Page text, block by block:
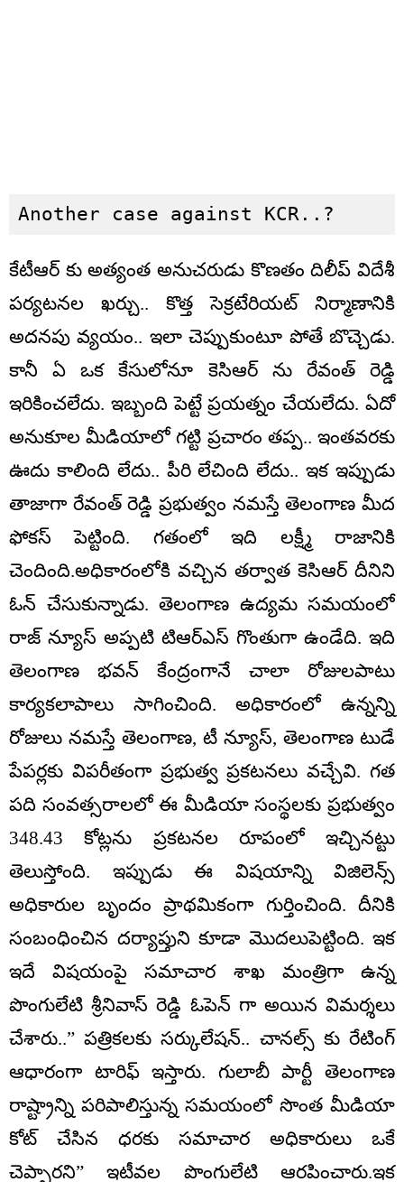
Another case against KCR..?
కేటీఆర్ కు అత్యంత అనుచరుడు కొణతం దిలీప్ విదేశీ
పర్యటనల ఖర్చు.. కొత్త సెక్రటేరియట్ నిర్మాణానికి
అదనపు వ్యయం.. ఇలా చెప్పుకుంటూ పోతే బొచ్చెడు.
కానీ ఏ ఒక కేసులోనూ కెసిఆర్ ను రేవంత్ రెడ్డి
ఇరికించలేదు. ఇబ్బంది పెట్టే ప్రయత్నం చేయలేదు. ఏదో
అనుకూల మీడియాలో గట్టి ప్రచారం తప్ప.. ఇంతవరకు
ఊదు కాలింది లేదు.. పీరి లేచింది లేదు.. ఇక ఇప్పుడు
తాజాగా రేవంత్ రెడ్డి ప్రభుత్వం నమస్తే తెలంగాణ మీద
ఫోకస్ పెట్టింది. గతంలో ఇది లక్ష్మీ రాజానికి
చెందింది.అధికారంలోకి వచ్చిన తర్వాత కెసిఆర్ దీనిని
ఓన్ చేసుకున్నాడు. తెలంగాణ ఉద్యమ సమయంలో
రాజ్ న్యూస్ అప్పటి టిఆర్ఎస్ గొంతుగా ఉండేది. ఇది
తెలంగాణ భవన్ కేంద్రంగానే చాలా రోజులపాటు
కార్యకలాపాలు సాగించింది. అధికారంలో ఉన్నన్ని
రోజులు నమస్తే తెలంగాణ, టీ న్యూస్, తెలంగాణ టుడే
పేపర్లకు విపరీతంగా ప్రభుత్వ ప్రకటనలు వచ్చేవి. గత
పది సంవత్సరాలలో ఈ మీడియా సంస్థలకు ప్రభుత్వం
348.43 కోట్లను ప్రకటనల రూపంలో ఇచ్చినట్టు
తెలుస్తోంది. ఇప్పుడు ఈ విషయాన్ని విజిలెన్స్
అధికారుల బృందం ప్రాథమికంగా గుర్తించింది. దీనికి
సంబంధించిన దర్యాప్తుని కూడా మొదలుపెట్టింది. ఇక
ఇదే విషయంపై సమాచార శాఖ మంత్రిగా ఉన్న
పొంగులేటి శ్రీనివాస్ రెడ్డి ఓపెన్ గా అయిన విమర్శలు
చేశారు..” పత్రికలకు సర్కులేషన్.. చానల్స్ కు రేటింగ్
ఆధారంగా టారిఫ్ ఇస్తారు. గులాబీ పార్టీ తెలంగాణ
రాష్ట్రాన్ని పరిపాలిస్తున్న సమయంలో సొంత మీడియా
కోట్ చేసిన ధరకు సమాచార అధికారులు ఒకే
చెప్పారని” ఇటీవల పొంగులేటి ఆరపించారు.ఇక